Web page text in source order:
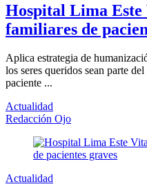
Hospital Lima
familiares de
Aplica estrategia de
los seres queridos sean parte
paciente ...
Actualidad
Redacción Ojo
Actualidad